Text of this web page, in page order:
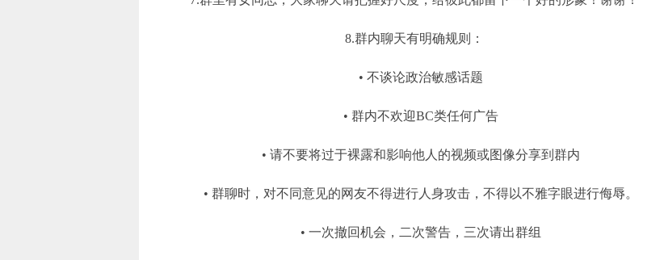
8.群内聊天有明确规则：
• 不谈论政治敏感话题
• 群内不欢迎BC类任何广告
• 请不要将过于裸露和影响他人的视频或图像分享到群内
• 群聊时，对不同意见的网友不得进行人身攻击，不得以不雅字眼进行侮辱。
• 一次撤回机会，二次警告，三次请出群组